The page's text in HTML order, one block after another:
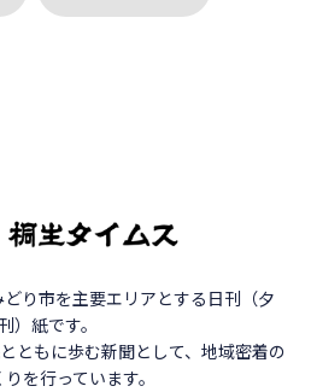
り市を主要エリアとする日刊（夕
刊）紙です。
ともに歩む新聞として、地域密着の
を行っています。